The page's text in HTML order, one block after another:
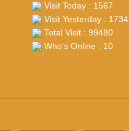
Visit Today : 1567
Visit Yesterday : 1734
Total Visit : 99480
Who's Online : 10